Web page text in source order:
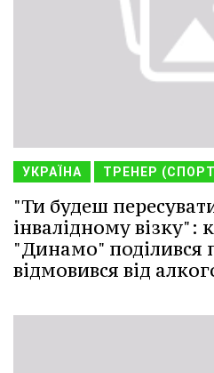
УКРАЇНА ТРЕНЕР
"Ти будеш
інвалідному візку":
"Динамо"
відмовився від